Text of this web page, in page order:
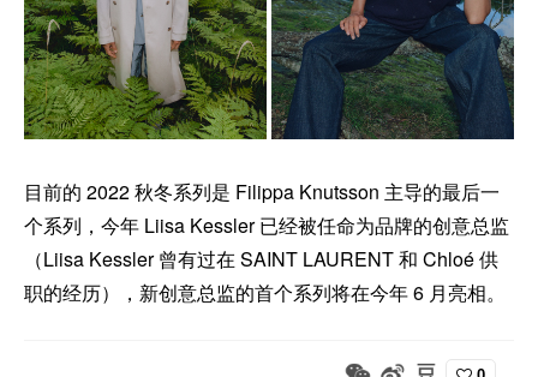
目前的 2022 秋冬系列是 Filippa Knutsson 主导的最后一
个系列，今年 Liisa Kessler 已经被任命为品牌的创意总监
（Liisa Kessler 曾有过在 SAINT LAURENT 和 Chloé 供
职的经历），新创意总监的首个系列将在今年 6 月亮相。